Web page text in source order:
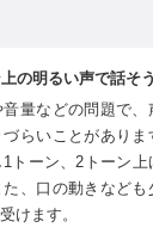
の明るい声で話そう
量などの問題で、
らいことがあり
トーン、2トーン
、口の動きなども
けます。